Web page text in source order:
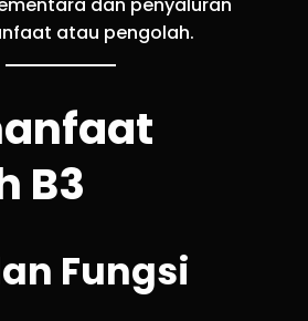
atau pengolah.
B3
Fungsi